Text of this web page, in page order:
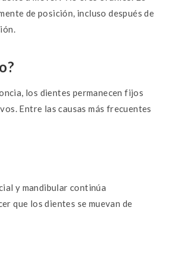
de posición, incluso después de
los dientes permanecen fijos
Entre las causas más frecuentes
y mandibular continúa
que los dientes se muevan de